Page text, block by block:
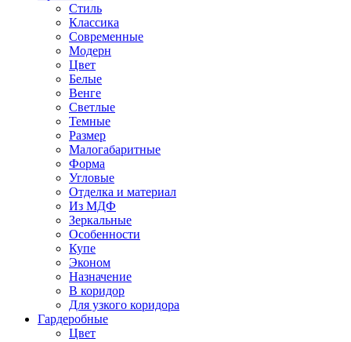
Стиль
Классика
Современные
Модерн
Цвет
Белые
Венге
Светлые
Темные
Размер
Малогабаритные
Форма
Угловые
Отделка и материал
Из МДФ
Зеркальные
Особенности
Купе
Эконом
Назначение
В коридор
Для узкого коридора
Гардеробные
Цвет